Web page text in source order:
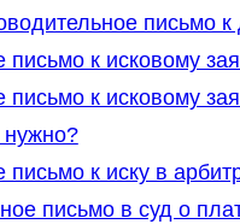
письмо к
к исковому
к исковому
нужно?
к иску в
письмо в суд о